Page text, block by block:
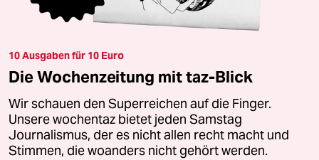
10 Ausgaben für 10 Euro
Die Wochenzeitung mit taz-Blick
Wir schauen den Superreichen auf die Finger.
Unsere wochentaz bietet jeden Samstag
Journalismus, der es nicht allen recht macht und
Stimmen, die woanders nicht gehört werden.